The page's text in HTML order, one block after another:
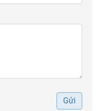
Gửi